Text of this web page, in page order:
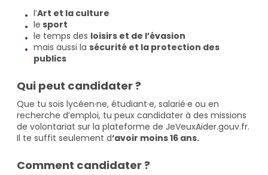
l’Art et la culture
le sport
le temps des loisirs et de l’évasion
mais aussi la sécurité et la protection des
publics
Qui peut candidater ?
Que tu sois lycéen·ne, étudiant·e, salarié·e ou en
recherche d’emploi, tu peux candidater à des missions
de volontariat sur la plateforme de JeVeuxAider.gouv.fr.
Il te suffit seulement d‘avoir moins 16 ans.
Comment candidater ?